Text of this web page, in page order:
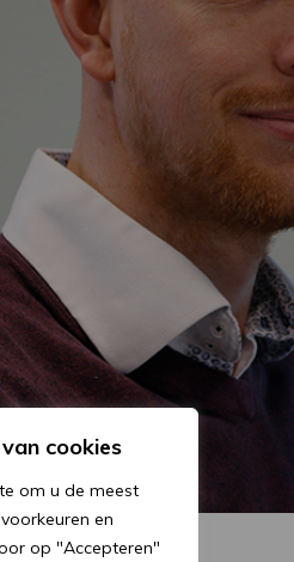
cookies
om u de meest
en
op "Accepteren"